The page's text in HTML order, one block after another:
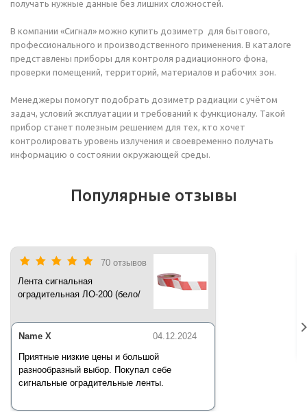
получать нужные данные без лишних сложностей.
В компании «Сигнал» можно купить дозиметр для бытового,
профессионального и производственного применения. В каталоге
представлены приборы для контроля радиационного фона,
проверки помещений, территорий, материалов и рабочих зон.
Менеджеры помогут подобрать дозиметр радиации с учётом
задач, условий эксплуатации и требований к функционалу. Такой
прибор станет полезным решением для тех, кто хочет
контролировать уровень излучения и своевременно получать
информацию о состоянии окружающей среды.
Популярные отзывы
70 отзывов
Лента сигнальная
оградительная ЛО-200 (бело/
04.12.2024
Name X
Приятные низкие цены и большой
разнообразный выбор. Покупал себе
сигнальные оградительные ленты.